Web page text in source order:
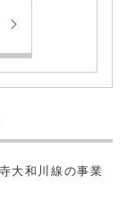
大和川線の事業